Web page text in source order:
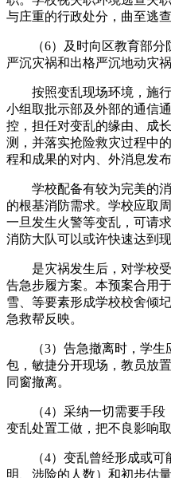
与庄重的行政处分，曲至逃查
（6）及时向区教育部分
严沉灾祸和出格严沉地动灾
按照变乱现场环境，施行
小组取批示部及外部的通信
控，担任对变乱的缘由、成
测，并落实抢险救灾过程中
程和成果的对内、外消息发布
学校配备有较为完美的消
的根基消防需求。学校应取
一旦发生火警等变乱，可请
消防大队可以或许快速达到现
是灾祸发生后，对学校受
告急步履方案。本预案合用
雪、等要素形成学校校舍倾
急救帮反映。
（3）告急撤离时，学生
包，敏捷分开现场，教员放
同窗撤离。
（4）采纳一切需要手段
变乱处置工做，把不良影响
（4）变乱曾经形成或可
明、涉险的人数）和初步估